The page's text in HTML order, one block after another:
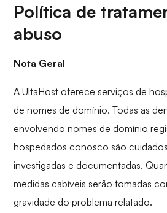
Política de
abuso
Nota Geral
A UltaHost oferece serviços de
de nomes de domínio. Todas as
envolvendo nomes de domínio
hospedados conosco são
investigadas e documentadas.
medidas cabíveis serão tomadas
gravidade do problema relatado.